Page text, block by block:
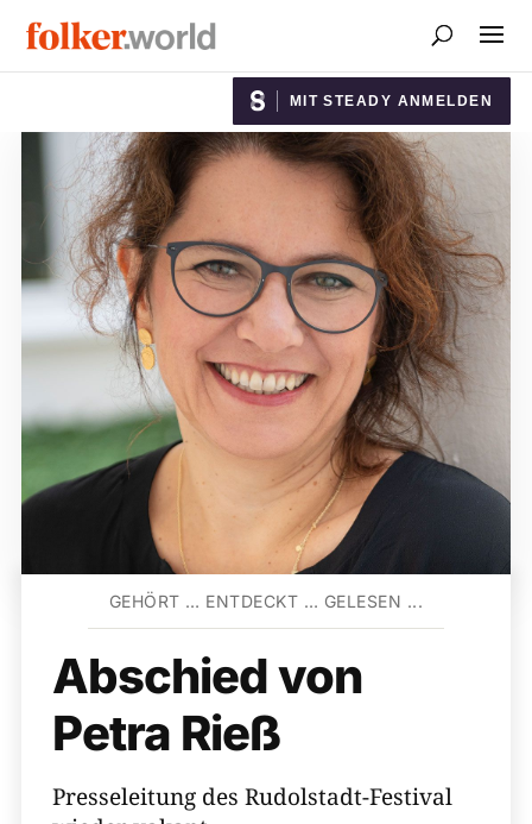
MIT STEADY ANMELDEN
GEHÖRT … ENTDECKT … GELESEN ...
Abschied von
Petra Rieß
Presseleitung des Rudolstadt-Festival